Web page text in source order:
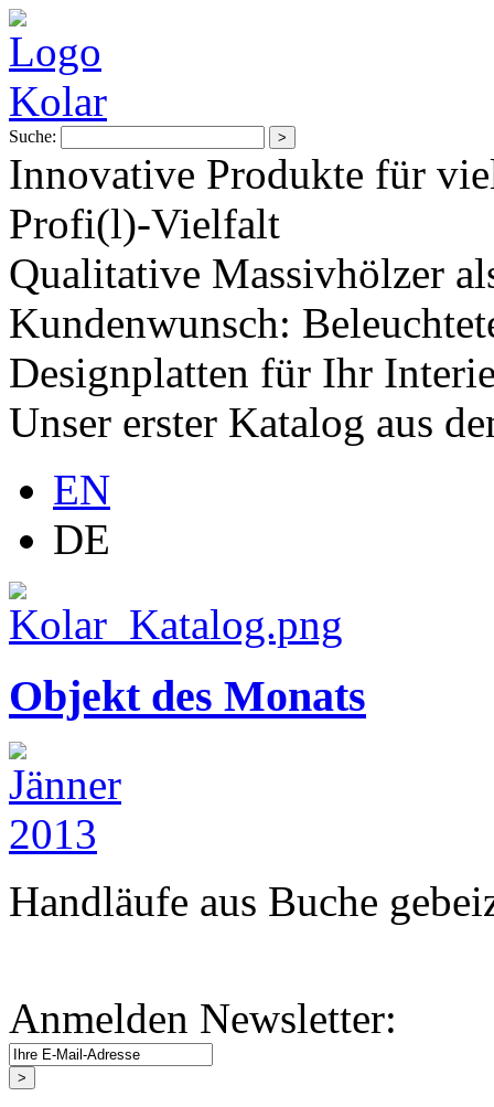
Suche:
Innovative Produkte für
Profi(l)-Vielfalt
Qualitative Massivhölzer
Kundenwunsch:
Designplatten für Ihr
Unser erster Katalog aus
EN
DE
Objekt des Monats
Handläufe aus Buche
Anmelden Newsletter: